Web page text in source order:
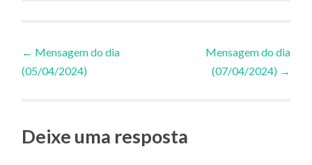
Navegação
de
Posts
← Mensagem do dia
(05/04/2024)
Mensagem do dia
(07/04/2024) →
Deixe uma resposta